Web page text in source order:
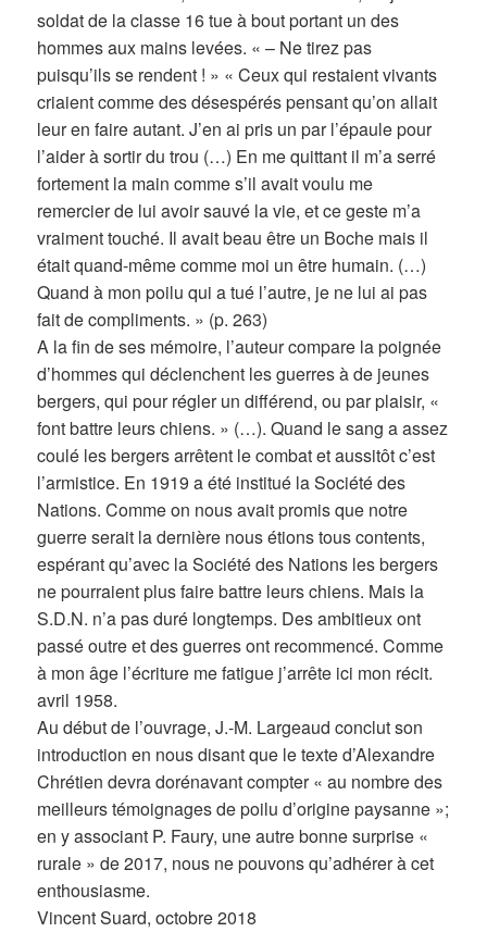
soldat de la classe 16 tue à bout portant un des
hommes aux mains levées. « – Ne tirez pas
puisqu’ils se rendent ! » « Ceux qui restaient vivants
criaient comme des désespérés pensant qu’on allait
leur en faire autant. J’en ai pris un par l’épaule pour
l’aider à sortir du trou (…) En me quittant il m’a serré
fortement la main comme s’il avait voulu me
remercier de lui avoir sauvé la vie, et ce geste m’a
vraiment touché. Il avait beau être un Boche mais il
était quand-même comme moi un être humain. (…)
Quand à mon poilu qui a tué l’autre, je ne lui ai pas
fait de compliments. » (p. 263)
A la fin de ses mémoire, l’auteur compare la poignée
d’hommes qui déclenchent les guerres à de jeunes
bergers, qui pour régler un différend, ou par plaisir, «
font battre leurs chiens. » (…). Quand le sang a assez
coulé les bergers arrêtent le combat et aussitôt c’est
l’armistice. En 1919 a été institué la Société des
Nations. Comme on nous avait promis que notre
guerre serait la dernière nous étions tous contents,
espérant qu’avec la Société des Nations les bergers
ne pourraient plus faire battre leurs chiens. Mais la
S.D.N. n’a pas duré longtemps. Des ambitieux ont
passé outre et des guerres ont recommencé. Comme
à mon âge l’écriture me fatigue j’arrête ici mon récit.
avril 1958.
Au début de l’ouvrage, J.-M. Largeaud conclut son
introduction en nous disant que le texte d’Alexandre
Chrétien devra dorénavant compter « au nombre des
meilleurs témoignages de poilu d’origine paysanne »;
en y associant P. Faury, une autre bonne surprise «
rurale » de 2017, nous ne pouvons qu’adhérer à cet
enthousiasme.
Vincent Suard, octobre 2018